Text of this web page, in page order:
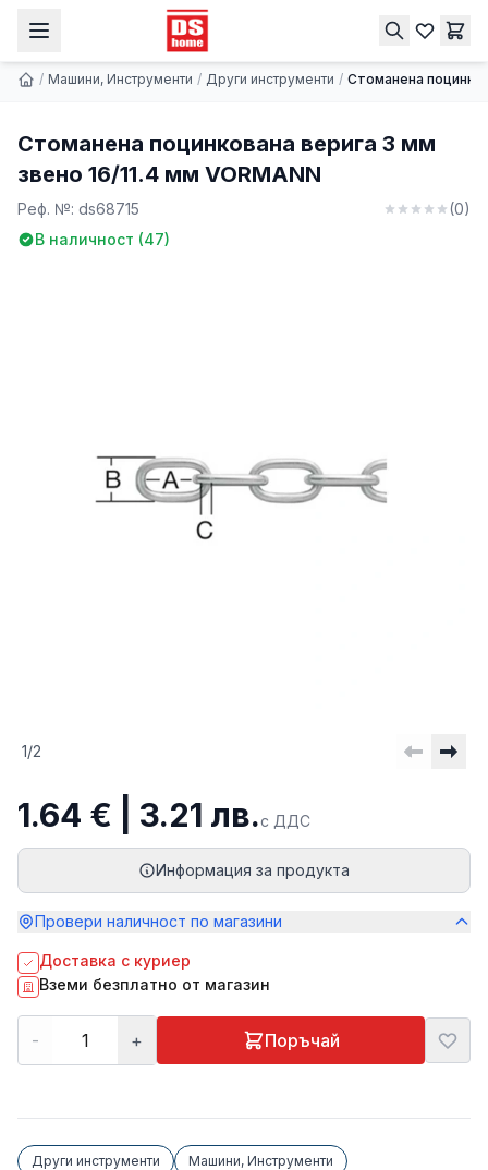
/ Машини, Инструменти / Други инструменти / Стоманена
Стоманена поцинкована верига 3 мм
звено 16/11.4 мм VORMANN
Реф. №: ds68715 (0)
В наличност (47)
1/2
1.64 € | 3.21 лв.с ДДС
Информация за продукта
Провери наличност по магазини
Доставка с куриер
Вземи безплатно от магазин
- + Поръчай
Други инструменти Машини, Инструменти
1.64 € | 3.21 лв. Купи